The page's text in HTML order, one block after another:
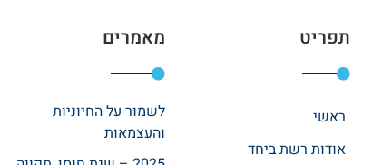
תפריט
ראשי
אודות רשת ביחד
מאמרים
לשמור על החיוניות
והעצמאות